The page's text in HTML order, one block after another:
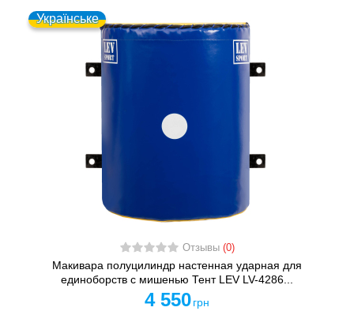
Українське
Отзывы (0)
Макивара полуцилиндр настенная ударная для
единоборств с мишенью Тент LEV LV-4286...
4 550 грн